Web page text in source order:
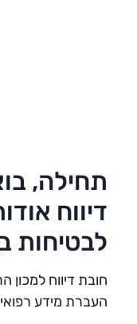
תחילה,
דיווח
לבטיחות
חובת דיווח למכון
העברת מידע